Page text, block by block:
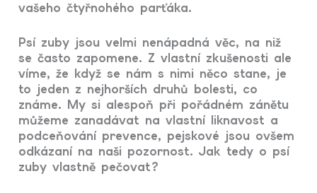
vašeho čtyřnohého parťáka.
Psí zuby jsou velmi nenápadná věc, na niž
se často zapomene. Z vlastní zkušenosti ale
víme, že když se nám s nimi něco stane, je
to jeden z nejhorších druhů bolesti, co
známe. My si alespoň při pořádném zánětu
můžeme zanadávat na vlastní liknavost a
podceňování prevence, pejskové jsou ovšem
odkázaní na naši pozornost. Jak tedy o psí
zuby vlastně pečovat?